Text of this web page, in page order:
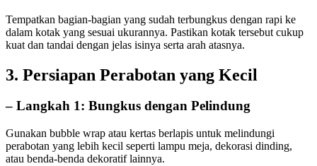
Tempatkan bagian-bagian yang sudah terbungkus dengan rapi ke
dalam kotak yang sesuai ukurannya. Pastikan kotak tersebut cukup
kuat dan tandai dengan jelas isinya serta arah atasnya.
3. Persiapan Perabotan yang Kecil
– Langkah 1: Bungkus dengan Pelindung
Gunakan bubble wrap atau kertas berlapis untuk melindungi
perabotan yang lebih kecil seperti lampu meja, dekorasi dinding,
atau benda-benda dekoratif lainnya.